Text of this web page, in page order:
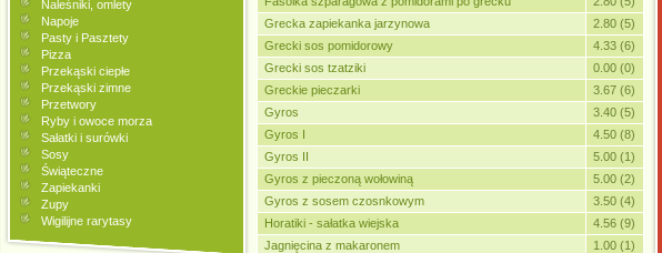
Naleśniki, omlety
Napoje
Pasty i Pasztety
Pizza
Przekąski ciepłe
Przekąski zimne
Przetwory
Ryby i owoce morza
Sałatki i surówki
Sosy
Świąteczne
Zapiekanki
Zupy
Wigilijne rarytasy
Grecka zapiekanka jarzynowa
2.80 (5)
Grecki sos pomidorowy
4.33 (6)
Grecki sos tzatziki
0.00 (0)
Greckie pieczarki
3.67 (6)
Gyros
3.40 (5)
Gyros I
4.50 (8)
Gyros II
5.00 (1)
Gyros z pieczoną wołowiną
5.00 (2)
Gyros z sosem czosnkowym
3.50 (4)
Horatiki - sałatka wiejska
4.56 (9)
Jagnięcina z makaronem
1.00 (1)